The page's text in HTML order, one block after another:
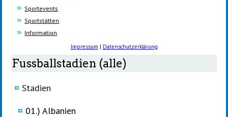
Sportevents
Sportstätten
Information
Impressum | Datenschutzerklärung
Fussballstadien (alle)
Stadien
01.) Albanien